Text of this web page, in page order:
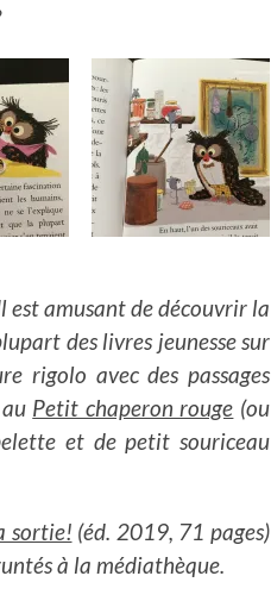
est amusant de découvrir la
des livres jeunesse sur
rigolo avec des passages
Petit chaperon rouge (ou
et de petit souriceau
sortie! (éd. 2019, 71 pages)
à la médiathèque.